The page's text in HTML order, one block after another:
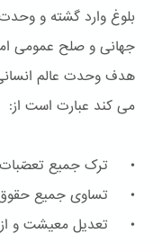
بلوغ وارد گشته و
جهانی و صلح عمومی
هدف وحدت عالم انسانی
می کند عبارت است از:
• ترک جمیع تعصّبات
• تساوی جمیع حقوق
• تعدیل معیشت و از